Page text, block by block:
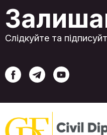
зростання,
інтересів
значних
пропускна
зв'язку з
Слідкуйте та